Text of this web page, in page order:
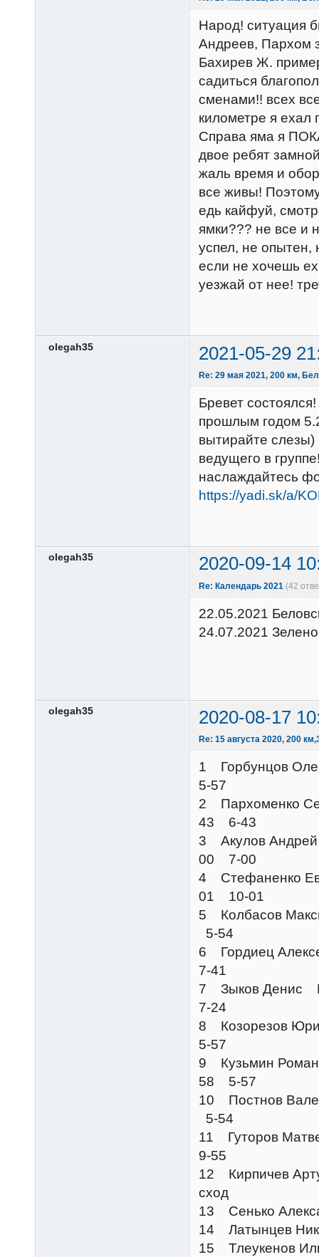
Народ! ситуация
Андреев, Пархом
Бахирев Ж.
садиться
сменами!! всех
километре я
Справа яма я
двое ребят
жаль время и
все живы!
едь кайфуй,
ямки??? не все и
успел, не опытен,
если не хочешь
уезжай от нее!
olegah35 2021-05-29
Re: 29 мая 2021, 200 км,
Бревет
прошлым годом
вытирайте
ведущего в
наслаждайтесь
https://yadi.sk/a/
olegah35 2020-09-14
Re: Календарь 2021 (42
22.05.2021
24.07.2021
olegah35 2020-08-17
Re: 15 августа 2020, 200
1
5-57
2 Пархоменко
43 6-43
3 Акулов
00 7-00
4 Стефаненко
01 10-01
5 Колбасов
5-54
6 Гордиец
7-41
7 Зыков
7-24
8 Козорезов
5-57
9 Кузьмин
58 5-57
10 Постнов
5-54
11 Гуторов
9-55
12
сход
13 Сенько
14 Латынцев
15 Тлеукенов